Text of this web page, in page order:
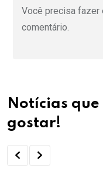
Você precisa fazer
comentário.
Notícias que
gostar!